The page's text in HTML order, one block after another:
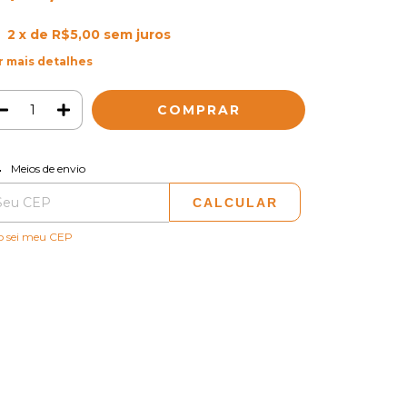
2 x de R$5,00 sem juros
mais detalhes
para o CEP:
Meios de envio
CALCULAR
sei meu CEP